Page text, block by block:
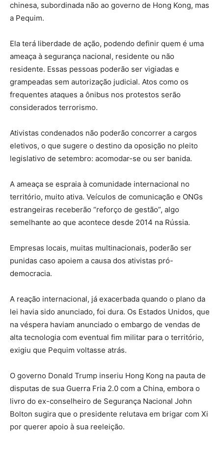
chinesa, subordinada não ao governo de Hong Kong, mas
a Pequim.
Ela terá liberdade de ação, podendo definir quem é uma
ameaça à segurança nacional, residente ou não
residente. Essas pessoas poderão ser vigiadas e
grampeadas sem autorização judicial. Atos como os
frequentes ataques a ônibus nos protestos serão
considerados terrorismo.
Ativistas condenados não poderão concorrer a cargos
eletivos, o que sugere o destino da oposição no pleito
legislativo de setembro: acomodar-se ou ser banida.
A ameaça se espraia à comunidade internacional no
território, muito ativa. Veículos de comunicação e ONGs
estrangeiras receberão “reforço de gestão”, algo
semelhante ao que acontece desde 2014 na Rússia.
Empresas locais, muitas multinacionais, poderão ser
punidas caso apoiem a causa dos ativistas pró-
democracia.
A reação internacional, já exacerbada quando o plano da
lei havia sido anunciado, foi dura. Os Estados Unidos, que
na véspera haviam anunciado o embargo de vendas de
alta tecnologia com eventual fim militar para o território,
exigiu que Pequim voltasse atrás.
O governo Donald Trump inseriu Hong Kong na pauta de
disputas de sua Guerra Fria 2.0 com a China, embora o
livro do ex-conselheiro de Segurança Nacional John
Bolton sugira que o presidente relutava em brigar com Xi
por querer apoio à sua reeleição.